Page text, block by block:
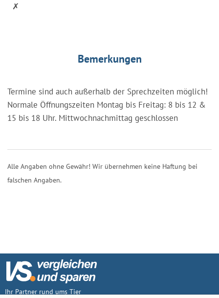
✗
Bemerkungen
Termine sind auch außerhalb der Sprechzeiten möglich!
Normale Öffnungszeiten Montag bis Freitag: 8 bis 12 &
15 bis 18 Uhr. Mittwochnachmittag geschlossen
Alle Angaben ohne Gewähr! Wir übernehmen keine Haftung bei
falschen Angaben.
Ihr Partner rund ums Tier